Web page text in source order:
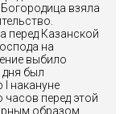
взяла
перед Казанской
на
выбило
дня был
I накануне
перед этой
образом